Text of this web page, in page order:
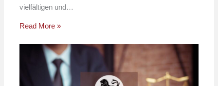
vielfältigen und…
Read More »